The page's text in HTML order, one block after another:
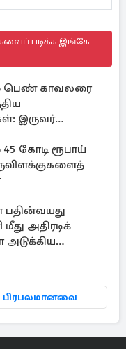
படிக்க இங்கே
பெண் காவலரை
இருவர்
45 கோடி ரூபாய்
பதின்வயது
அதிரடிக்
அடுக்கிய
பிரபலமானவை